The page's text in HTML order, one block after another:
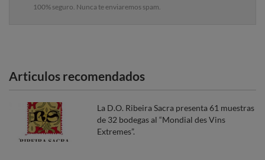
100% seguro. Nunca te enviaremos spam.
Articulos recomendados
La D.O. Ribeira Sacra presenta 61 muestras
de 32 bodegas al “Mondial des Vins
Extremes”.